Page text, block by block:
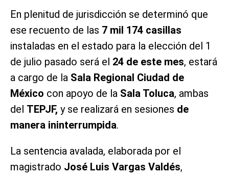
En plenitud de jurisdicción se determinó que
ese recuento de las 7 mil 174 casillas
instaladas en el estado para la elección del 1
de julio pasado será el 24 de este mes, estará
a cargo de la Sala Regional Ciudad de
México con apoyo de la Sala Toluca, ambas
del TEPJF, y se realizará en sesiones de
manera ininterrumpida.
La sentencia avalada, elaborada por el
magistrado José Luis Vargas Valdés,